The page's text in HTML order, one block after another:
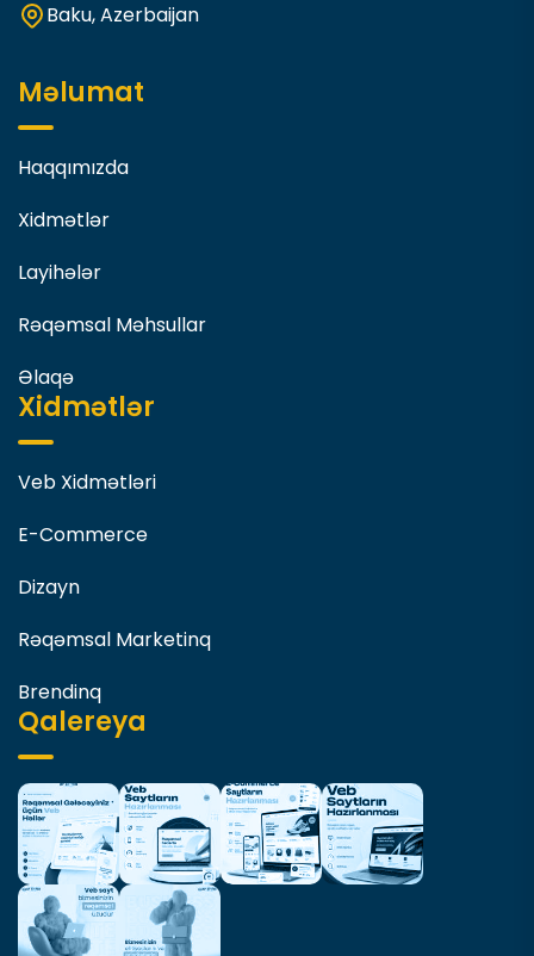
Baku, Azerbaijan
Məlumat
Haqqımızda
Xidmətlər
Layihələr
Rəqəmsal Məhsullar
Əlaqə
Xidmətlər
Veb Xidmətləri
E-Commerce
Dizayn
Rəqəmsal Marketinq
Brendinq
Qalereya